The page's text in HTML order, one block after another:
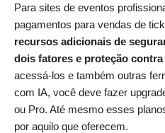
Para sites de eventos
pagamentos para vendas de
recursos adicionais de
dois fatores e proteção
acessá-los e também outras
com IA, você deve fazer
ou Pro. Até mesmo esses
por aquilo que oferecem.